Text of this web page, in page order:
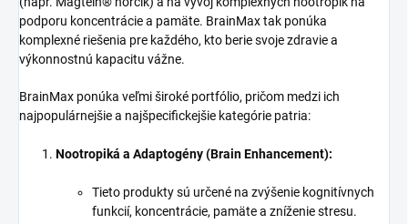
podporu koncentrácie a pamäte. BrainMax tak ponúka
komplexné riešenia pre každého, kto berie svoje zdravie a
výkonnostnú kapacitu vážne.
BrainMax ponúka veľmi široké portfólio, pričom medzi ich
najpopulárnejšie a najšpecifickejšie kategórie patria:
Nootropiká a Adaptogény (Brain Enhancement):
Tieto produkty sú určené na zvýšenie kognitívnych
funkcií, koncentrácie, pamäte a zníženie stresu.